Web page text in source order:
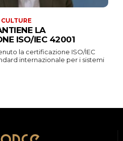
LA
ISO/IEC 42001
la certificazione ISO/IEC
internazionale per i sistemi